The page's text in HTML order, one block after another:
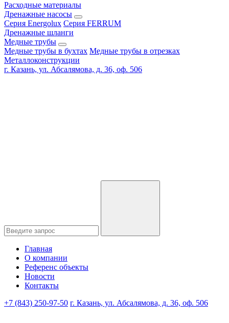
Расходные материалы
Дренажные насосы
Серия Energolux Серия FERRUM
Дренажные шланги
Медные трубы
Медные трубы в бухтах Медные трубы в отрезках
Металлоконструкции
г. Казань, ул. Абсалямова, д. 36, оф. 506
Главная
О компании
Референс объекты
Новости
Контакты
+7 (843) 250-97-50 г. Казань, ул. Абсалямова, д. 36, оф. 506